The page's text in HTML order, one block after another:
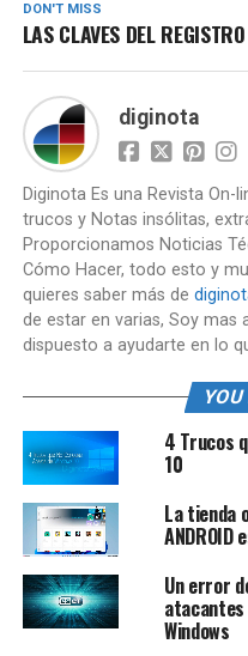
DON'T MISS
LAS CLAVES DEL
diginota
Diginota Es una Revista
trucos y Notas insólitas,
Proporcionamos Noticias
Cómo Hacer, todo esto y
quieres saber más de
de estar en varias, Soy mas
dispuesto a ayudarte en lo
4 Trucos
10
La tienda
ANDROID
Un error
Windows